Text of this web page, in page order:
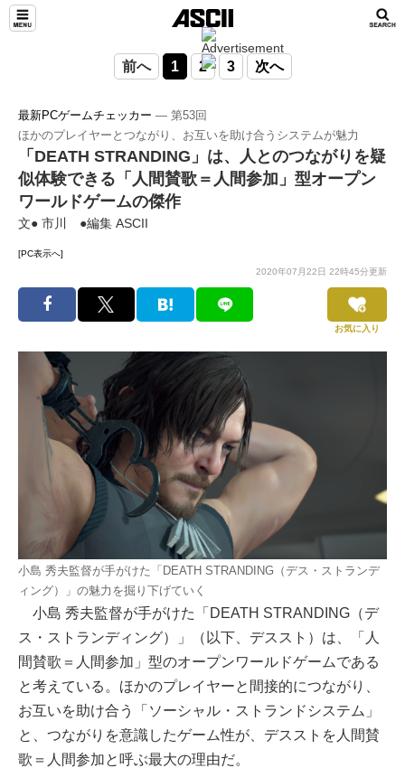
前へ 1 2 3 次へ
最新PCゲームチェッカー ― 第53回
ほかのプレイヤーとつながり、お互いを助け合うシステムが魅力
「DEATH STRANDING」は、人とのつながりを疑
似体験できる「人間賛歌＝人間参加」型オープン
ワールドゲームの傑作
文● 市川 ●編集 ASCII
[PC表示へ]
2020年07月22日 22時45分更新
お気に入り
小島 秀夫監督が手がけた「DEATH STRANDING（デス・ストランデ
ィング）」の魅力を掘り下げていく
小島 秀夫監督が手がけた「DEATH STRANDING（デ
ス・ストランディング）」（以下、デススト）は、「人
間賛歌＝人間参加」型のオープンワールドゲームである
と考えている。ほかのプレイヤーと間接的につながり、
お互いを助け合う「ソーシャル・ストランドシステム」
と、つながりを意識したゲーム性が、デスストを人間賛
歌＝人間参加と呼ぶ最大の理由だ。